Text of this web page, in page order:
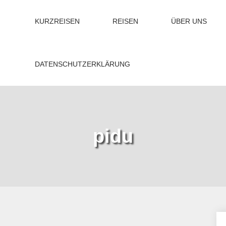
KURZREISEN REISEN ÜBER UNS
DATENSCHUTZERKLÄRUNG
pidu